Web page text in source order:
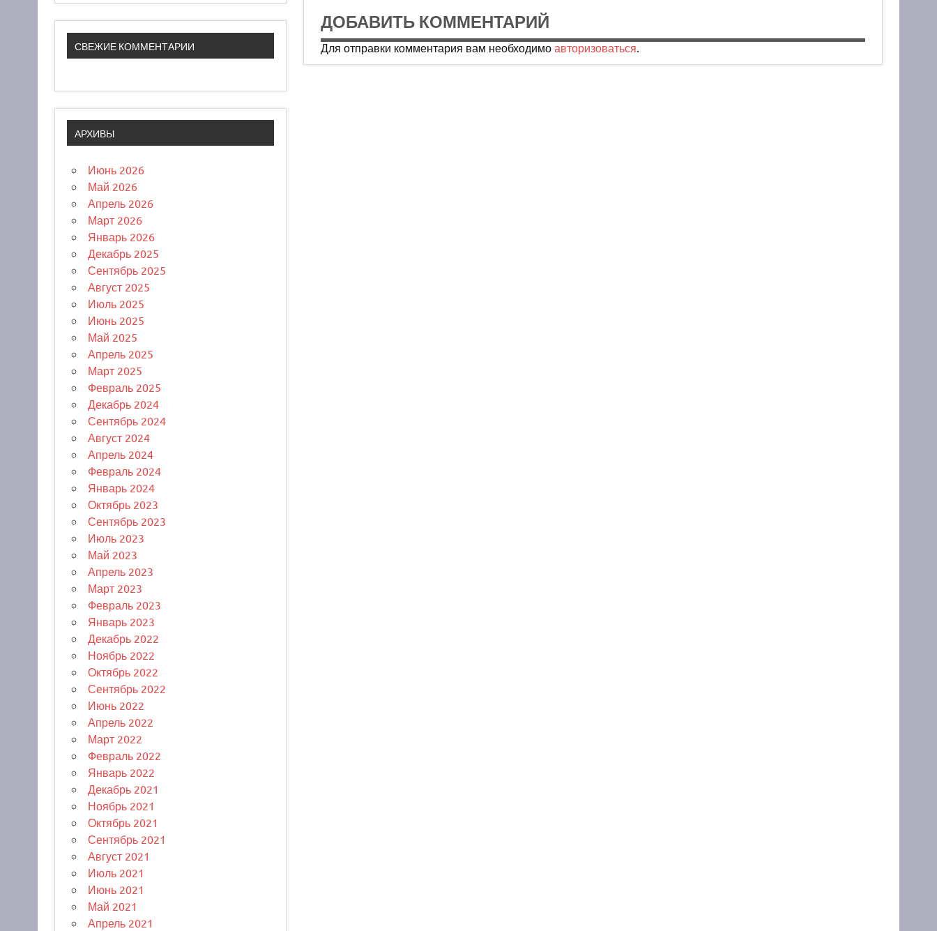
ДОБАВИТЬ КОММЕНТАРИЙ
Для отправки комментария вам необходимо авторизоваться
СВЕЖИЕ КОММЕНТАРИИ
АРХИВЫ
Июнь 2026
Май 2026
Апрель 2026
Март 2026
Январь 2026
Декабрь 2025
Сентябрь 2025
Август 2025
Июль 2025
Июнь 2025
Май 2025
Апрель 2025
Март 2025
Февраль 2025
Декабрь 2024
Сентябрь 2024
Август 2024
Апрель 2024
Февраль 2024
Январь 2024
Октябрь 2023
Сентябрь 2023
Июль 2023
Май 2023
Апрель 2023
Март 2023
Февраль 2023
Январь 2023
Декабрь 2022
Ноябрь 2022
Октябрь 2022
Сентябрь 2022
Июнь 2022
Апрель 2022
Март 2022
Февраль 2022
Январь 2022
Декабрь 2021
Ноябрь 2021
Октябрь 2021
Сентябрь 2021
Август 2021
Июль 2021
Июнь 2021
Май 2021
Апрель 2021